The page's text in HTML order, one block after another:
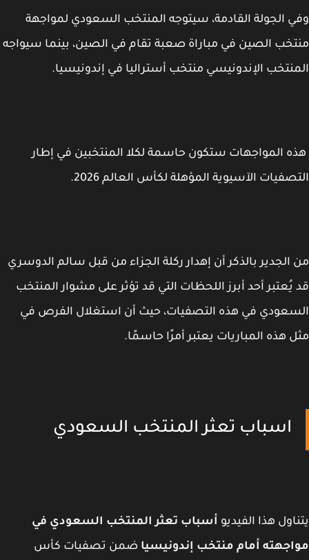
الجولة القادمة، سيتوجه المنتخب السعودي لمواجهة
الصين في مباراة صعبة تقام في الصين، بينما سيواجه
الإندونيسي منتخب أستراليا في إندونيسيا.
المواجهات ستكون حاسمة لكلا المنتخبين في إطار
الآسيوية المؤهلة لكأس العالم 2026.
بالذكر أن إهدار ركلة الجزاء من قبل سالم الدوسري
أحد أبرز اللحظات التي قد تؤثر على مشوار المنتخب
في هذه التصفيات، حيث أن استغلال الفرص في
هذه المباريات يعتبر أمرًا حاسمًا.
اسباب تعثر المنتخب السعودي
هذا الفيديوأسباب تعثر المنتخب السعودي في
أمام منتخب إندونيسياضمن تصفيات كأس